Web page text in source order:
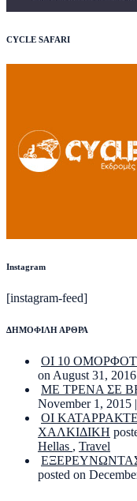
CYCLE SAFARI
Instagram
[instagram-feed]
ΔΗΜΟΦΙΛΗ ΑΡΘΡΑ
ΟΙ 10
on August 31, 2016
ΜΕ ΤΡΕΝΑ ΣΕ
November 1, 2015 |
ΟΙ
ΧΑΛΚΙΔΙΚΗ
Hellas , Travel
posted on